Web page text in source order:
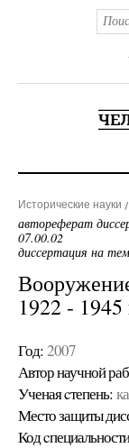
Исторические науки
автореферат
07.00.02
диссертация на
1922 - 1945
Год: 2007
Автор научной
Ученая cтепень:
Место защиты
Код